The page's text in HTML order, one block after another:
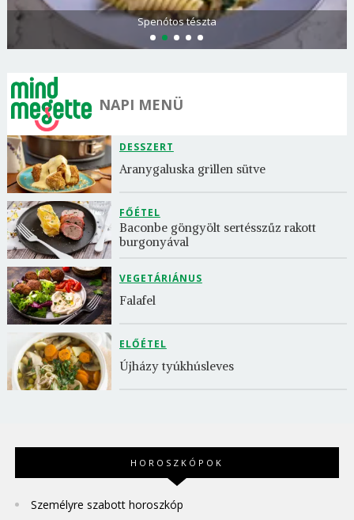
Olasz és görög paradicsomsaláta
NAPI MENÜ
DESSZERT
Aranygaluska grillen sütve
FŐÉTEL
Baconbe göngyölt sertésszűz rakott
burgonyával
VEGETÁRIÁNUS
Falafel
ELŐÉTEL
Újházy tyúkhúsleves
HOROSZKÓPOK
Személyre szabott horoszkóp